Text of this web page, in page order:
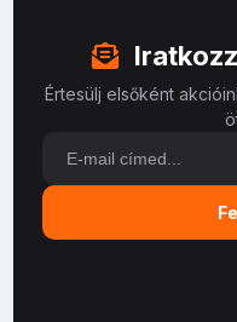
Értesülj elsőként